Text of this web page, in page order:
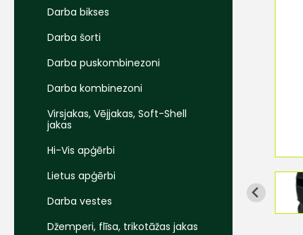
Darba bikses
Darba šorti
Darba puskombinezoni
Darba kombinezoni
Virsjakas, Vējjakas, Soft-Shell
jakas
Hi-Vis apģērbi
Lietus apģērbi
Darba vestes
Džemperi, flīsa, trikotāžas jakas